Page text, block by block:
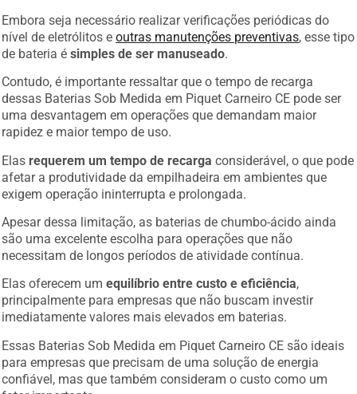
Embora seja necessário realizar verificações periódicas do
nível de eletrólitos eoutras manutenções preventivas, esse tipo
de bateria ésimples de ser manuseado.
Contudo, é importante ressaltar que o tempo de recarga
dessas Baterias Sob Medida em Piquet Carneiro CE pode ser
uma desvantagem em operações que demandam maior
rapidez e maior tempo de uso.
Elas requerem um tempo de recarga considerável, o que pode
afetar a produtividade da empilhadeira em ambientes que
exigem operação ininterrupta e prolongada.
Apesar dessa limitação, as baterias de chumbo-ácido ainda
são uma excelente escolha para operações que não
necessitam de longos períodos de atividade contínua.
Elas oferecem umequilíbrio entre custo e eficiência,
principalmente para empresas que não buscam investir
imediatamente valores mais elevados em baterias.
Essas Baterias Sob Medida em Piquet Carneiro CE são ideais
para empresas que precisam de uma solução de energia
confiável, mas que também consideram o custo como um